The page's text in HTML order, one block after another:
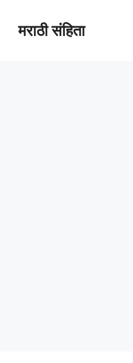
contentमराठी संहिता